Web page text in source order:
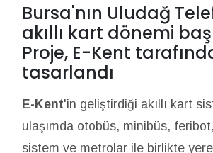
Bursa'nın Uludağ
akıllı kart dönemi
Proje, E-Kent
tasarlandı
E-Kent'in geliştirdiği akıllı kart
ulaşımda otobüs, minibüs,
sistem ve metrolar ile birlikte